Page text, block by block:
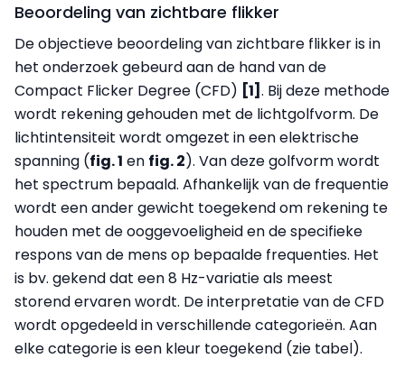
Beoordeling van zichtbare flikker
De objectieve beoordeling van zichtbare flikker is in
het onderzoek gebeurd aan de hand van de
Compact Flicker Degree (CFD) [1] . Bij deze methode
wordt rekening gehouden met de lichtgolfvorm. De
lichtintensiteit wordt omgezet in een elektrische
spanning (fig. 1 en fig. 2). Van deze golfvorm wordt
het spectrum bepaald. Afhankelijk van de frequentie
wordt een ander gewicht toegekend om rekening te
houden met de ooggevoeligheid en de specifieke
respons van de mens op bepaalde frequenties. Het
is bv. gekend dat een 8 Hz-variatie als meest
storend ervaren wordt. De interpretatie van de CFD
wordt opgedeeld in verschillende categorieën. Aan
elke categorie is een kleur toegekend (zie tabel).